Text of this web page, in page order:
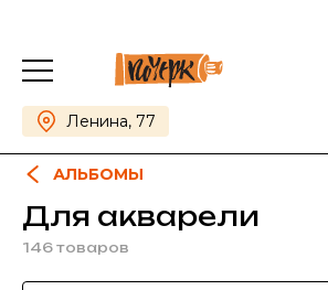
Ленина, 77
АЛЬБОМЫ
Для акварели
146 товаров